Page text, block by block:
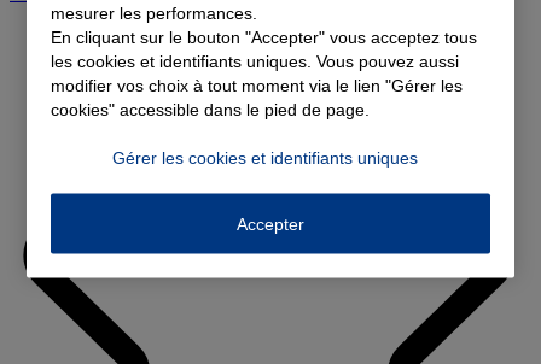
mesurer les performances.
En cliquant sur le bouton "Accepter" vous acceptez tous
les cookies et identifiants uniques. Vous pouvez aussi
modifier vos choix à tout moment via le lien "Gérer les
cookies" accessible dans le pied de page.
Gérer les cookies et identifiants uniques
Accepter